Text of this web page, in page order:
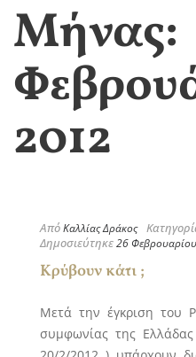
Μήνας:
2012
ΑπόΚαλλίας Δράκος
Δημοσιεύτηκε26
Κρύβουν κάτι ;
Μετά την έγκριση του
συμφωνίας της